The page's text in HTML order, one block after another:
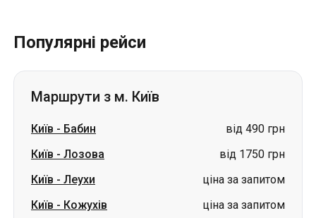
Популярні рейси
Маршрути з м. Київ
Київ - Бабин
від 490 грн
Київ - Лозова
від 1750 грн
Київ - Леухи
ціна за запитом
Київ - Кожухів
ціна за запитом